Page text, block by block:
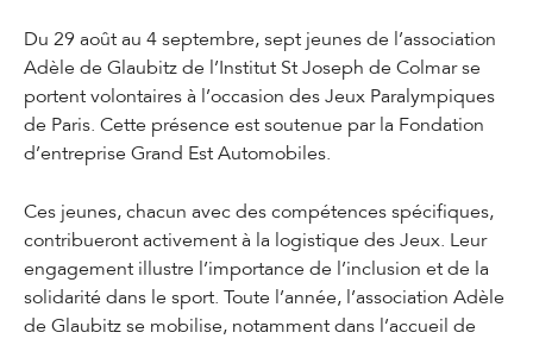
Du 29 août au 4 septembre, sept jeunes de l’association
Adèle de Glaubitz de l’Institut St Joseph de Colmar se
portent volontaires à l’occasion des Jeux Paralympiques
de Paris. Cette présence est soutenue par la Fondation
d’entreprise Grand Est Automobiles.
Ces jeunes, chacun avec des compétences spécifiques,
contribueront activement à la logistique des Jeux. Leur
engagement illustre l’importance de l’inclusion et de la
solidarité dans le sport. Toute l’année, l’association Adèle
de Glaubitz se mobilise, notamment dans l’accueil de